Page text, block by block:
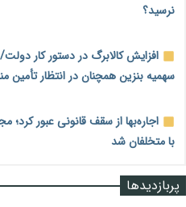
نرسید؟
افزایش کالابرگ در دستور کار
سهمیه بنزین همچنان در انتظار تأمین
اجاره‌بها از سقف قانونی عبور
با متخلفان شد
نرخ سود بانکی در دوراهی تورم و
پربازدیدها